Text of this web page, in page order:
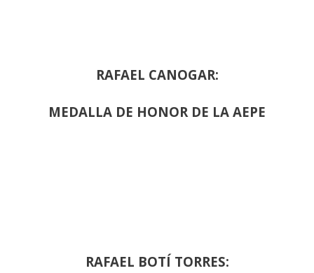
RAFAEL CANOGAR:
MEDALLA DE HONOR DE LA AEPE
RAFAEL BOTÍ TORRES: